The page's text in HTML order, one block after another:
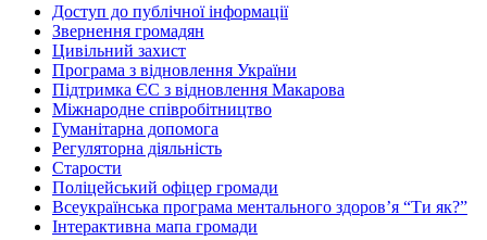
Доступ до публічної інформації
Звернення громадян
Цивільний захист
Програма з відновлення України
Підтримка ЄС з відновлення Макарова
Міжнародне співробітництво
Гуманітарна допомога
Регуляторна діяльність
Старости
Поліцейський офіцер громади
Всеукраїнська програма ментального здоров’я “Ти як?”
Інтерактивна мапа громади